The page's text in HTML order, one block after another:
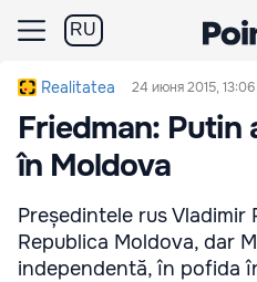
RU
Realitatea 24 июня 2015, 13:06
Friedman: Putin
în Moldova
Președintele rus
Republica Moldova, dar
independentă, în pofida